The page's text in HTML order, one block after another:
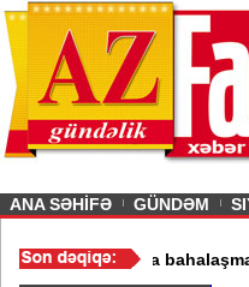
ANA SƏHİFƏ GÜNDƏM
/Mənzil bazarında